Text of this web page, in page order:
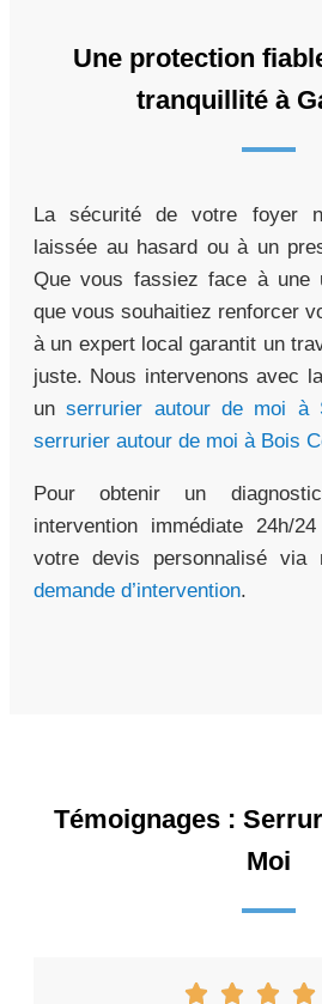
Une protection
tranquillité à
La sécurité de votre foyer
laissée au hasard ou à un
Que vous fassiez face à une
que vous souhaitiez renforcer
à un expert local garantit un
juste. Nous intervenons avec
unserrurier autour de moi à
serrurier autour de moi à Bois
Pour obtenir un
intervention immédiate 24h/
votre devis personnalisé via
demande d’intervention.
Témoignages :
Moi